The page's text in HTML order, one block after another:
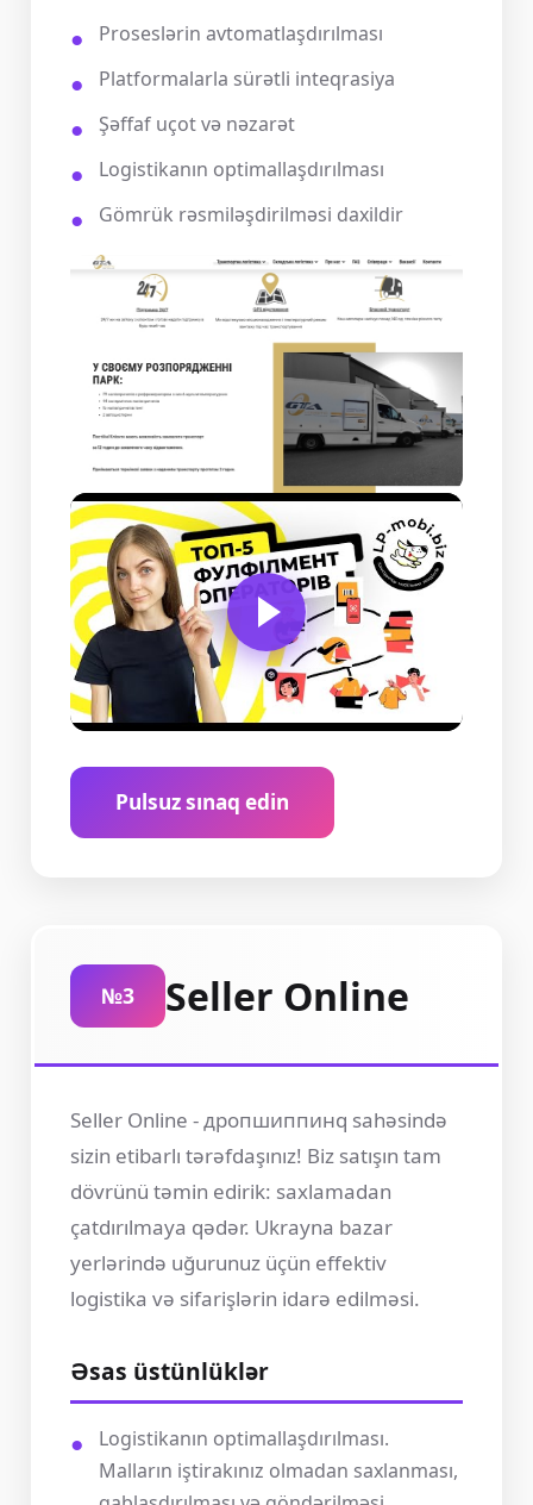
Proseslərin avtomatlaşdırılması
Platformalarla sürətli inteqrasiya
Şəffaf uçot və nəzarət
Logistikanın optimallaşdırılması
Gömrük rəsmiləşdirilməsi daxildir
Pulsuz sınaq edin
№3 Seller Online
Seller Online - дропшиппинq sahəsində
sizin etibarlı tərəfdaşınız! Biz satışın tam
dövrünü təmin edirik: saxlamadan
çatdırılmaya qədər. Ukrayna bazar
yerlərində uğurunuz üçün effektiv
logistika və sifarişlərin idarə edilməsi.
Əsas üstünlüklər
Logistikanın optimallaşdırılması.
Malların iştirakınız olmadan saxlanması,